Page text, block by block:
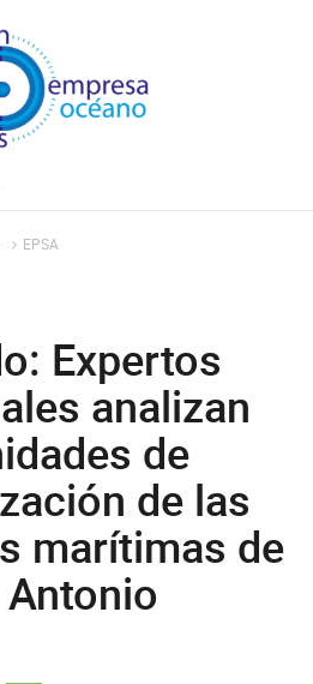
EPSA
Expertos
analizan
de
de las
marítimas de